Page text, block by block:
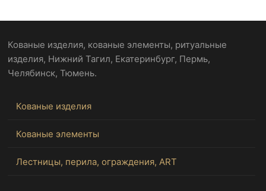
Кованые изделия, кованые элементы, ритуальные
изделия, Нижний Тагил, Екатеринбург, Пермь,
Челябинск, Тюмень.
Кованые изделия
Кованые элементы
Лестницы, перила, ограждения, ART